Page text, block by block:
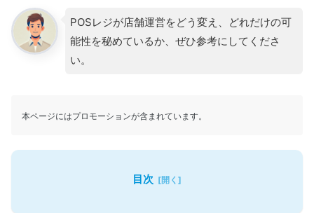
POSレジが店舗運営をどう変え、どれだけの可
能性を秘めているか、ぜひ参考にしてくださ
い。
本ページにはプロモーションが含まれています。
目次